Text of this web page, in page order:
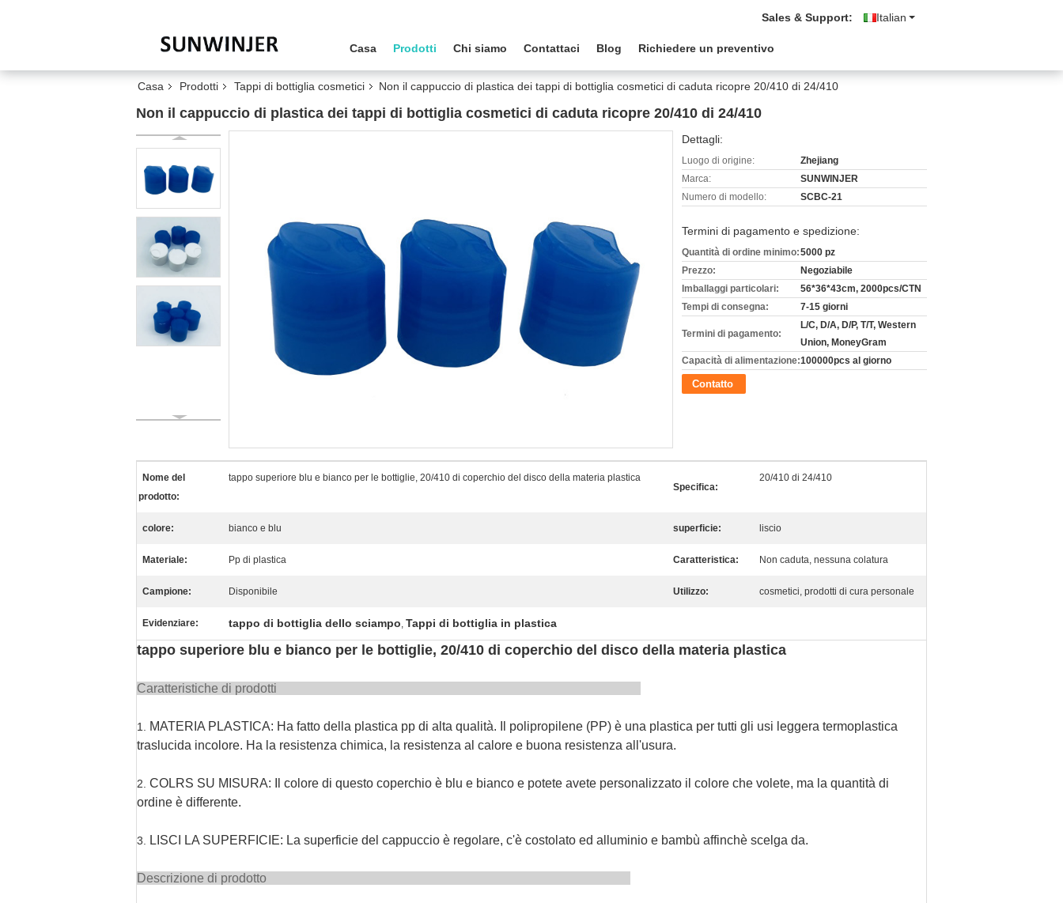
Italian
Sales & Support:
Casa Prodotti Chi siamo Contattaci Blog Richiedere un preventivo
Casa Prodotti Tappi di bottiglia cosmetici Non il cappuccio di plastica dei tappi di bottiglia cosmetici di caduta ricopre 20/410 di 24/410
Non il cappuccio di plastica dei tappi di bottiglia cosmetici di caduta ricopre 20/410 di 24/410
Dettagli:
Luogo di origine:
Zhejiang
Marca:
SUNWINJER
Numero di modello:
SCBC-21
Termini di pagamento e spedizione:
Quantità di ordine minimo:5000 pz
Prezzo:
Negoziabile
Imballaggi particolari:
56*36*43cm, 2000pcs/CTN
Tempi di consegna:
7-15 giorni
Termini di pagamento:
L/C, D/A, D/P, T/T, Western
Union, MoneyGram
Capacità di alimentazione:100000pcs al giorno
Contatto
Nome del
prodotto:
tappo superiore blu e bianco per le bottiglie, 20/410 di coperchio del disco della materia plastica
Specifica:
20/410 di 24/410
colore: bianco e blu superficie: liscio
Materiale: Pp di plastica Caratteristica: Non caduta, nessuna colatura
Campione: Disponibile Utilizzo: cosmetici, prodotti di cura personale
Evidenziare: tappo di bottiglia dello sciampo, Tappi di bottiglia in plastica
tappo superiore blu e bianco per le bottiglie, 20/410 di coperchio del disco della materia plastica
Caratteristiche di prodotti
1.
MATERIA PLASTICA: Ha fatto della plastica pp di alta qualità. Il polipropilene (PP) è una plastica per tutti gli usi leggera termoplastica
traslucida incolore. Ha la resistenza chimica, la resistenza al calore e buona resistenza all'usura.
2. COLRS SU MISURA: Il colore di questo coperchio è blu e bianco e potete avete personalizzato il colore che volete, ma la quantità di
ordine è differente.
3. LISCI LA SUPERFICIE: La superficie del cappuccio è regolare, c'è costolato ed alluminio e bambù affinchè scelga da.
Descrizione di prodotto